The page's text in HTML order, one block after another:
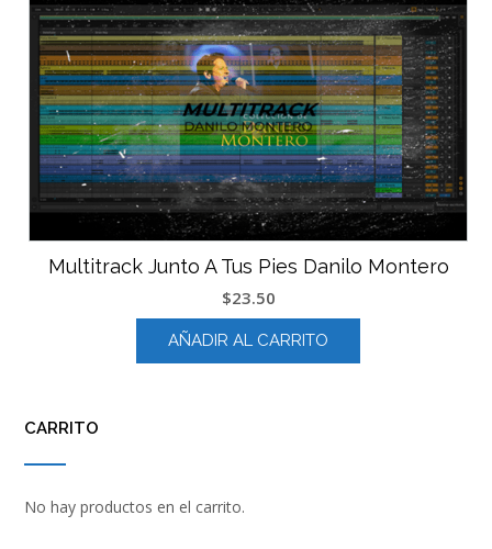
Multitrack Junto A Tus Pies Danilo Montero
$23.50
AÑADIR AL CARRITO
CARRITO
No hay productos en el carrito.